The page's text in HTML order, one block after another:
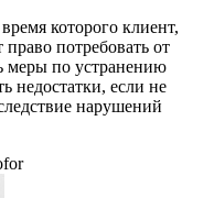
которого клиент,
потребовать от
меры по устранению
недостатки, если не
нарушений